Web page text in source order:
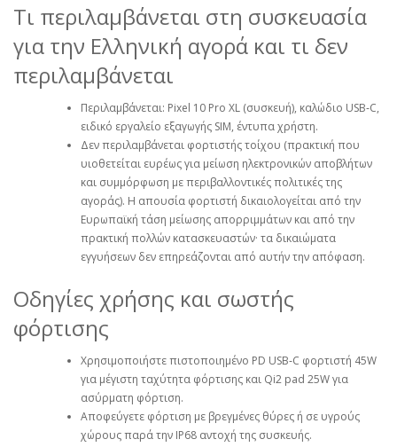
Τι περιλαμβάνεται στη συσκευασία
για την Ελληνική αγορά και τι δεν
περιλαμβάνεται
Περιλαμβάνεται: Pixel 10 Pro XL (συσκευή), καλώδιο USB‑C,
ειδικό εργαλείο εξαγωγής SIM, έντυπα χρήστη.
Δεν περιλαμβάνεται φορτιστής τοίχου (πρακτική που
υιοθετείται ευρέως για μείωση ηλεκτρονικών αποβλήτων
και συμμόρφωση με περιβαλλοντικές πολιτικές της
αγοράς). Η απουσία φορτιστή δικαιολογείται από την
Ευρωπαϊκή τάση μείωσης απορριμμάτων και από την
πρακτική πολλών κατασκευαστών· τα δικαιώματα
εγγυήσεων δεν επηρεάζονται από αυτήν την απόφαση.
Οδηγίες χρήσης και σωστής
φόρτισης
Χρησιμοποιήστε πιστοποιημένο PD USB‑C φορτιστή 45W
για μέγιστη ταχύτητα φόρτισης και Qi2 pad 25W για
ασύρματη φόρτιση.
Αποφεύγετε φόρτιση με βρεγμένες θύρες ή σε υγρούς
χώρους παρά την IP68 αντοχή της συσκευής.